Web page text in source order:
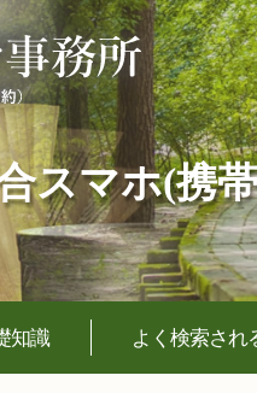
スマホ(携
知識 よく検索され